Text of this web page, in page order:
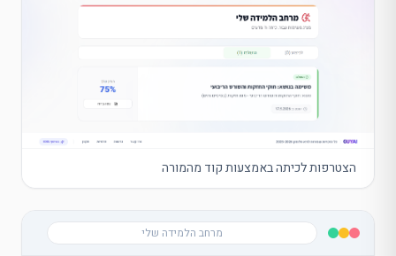
הצטרפות לכיתה באמצעות קוד מהמורה
מרחב הלמידה שלי